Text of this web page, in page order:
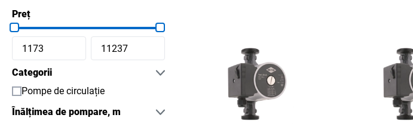
Preț
Categorii
Pompe de circulație
Înălțimea de pompare, m